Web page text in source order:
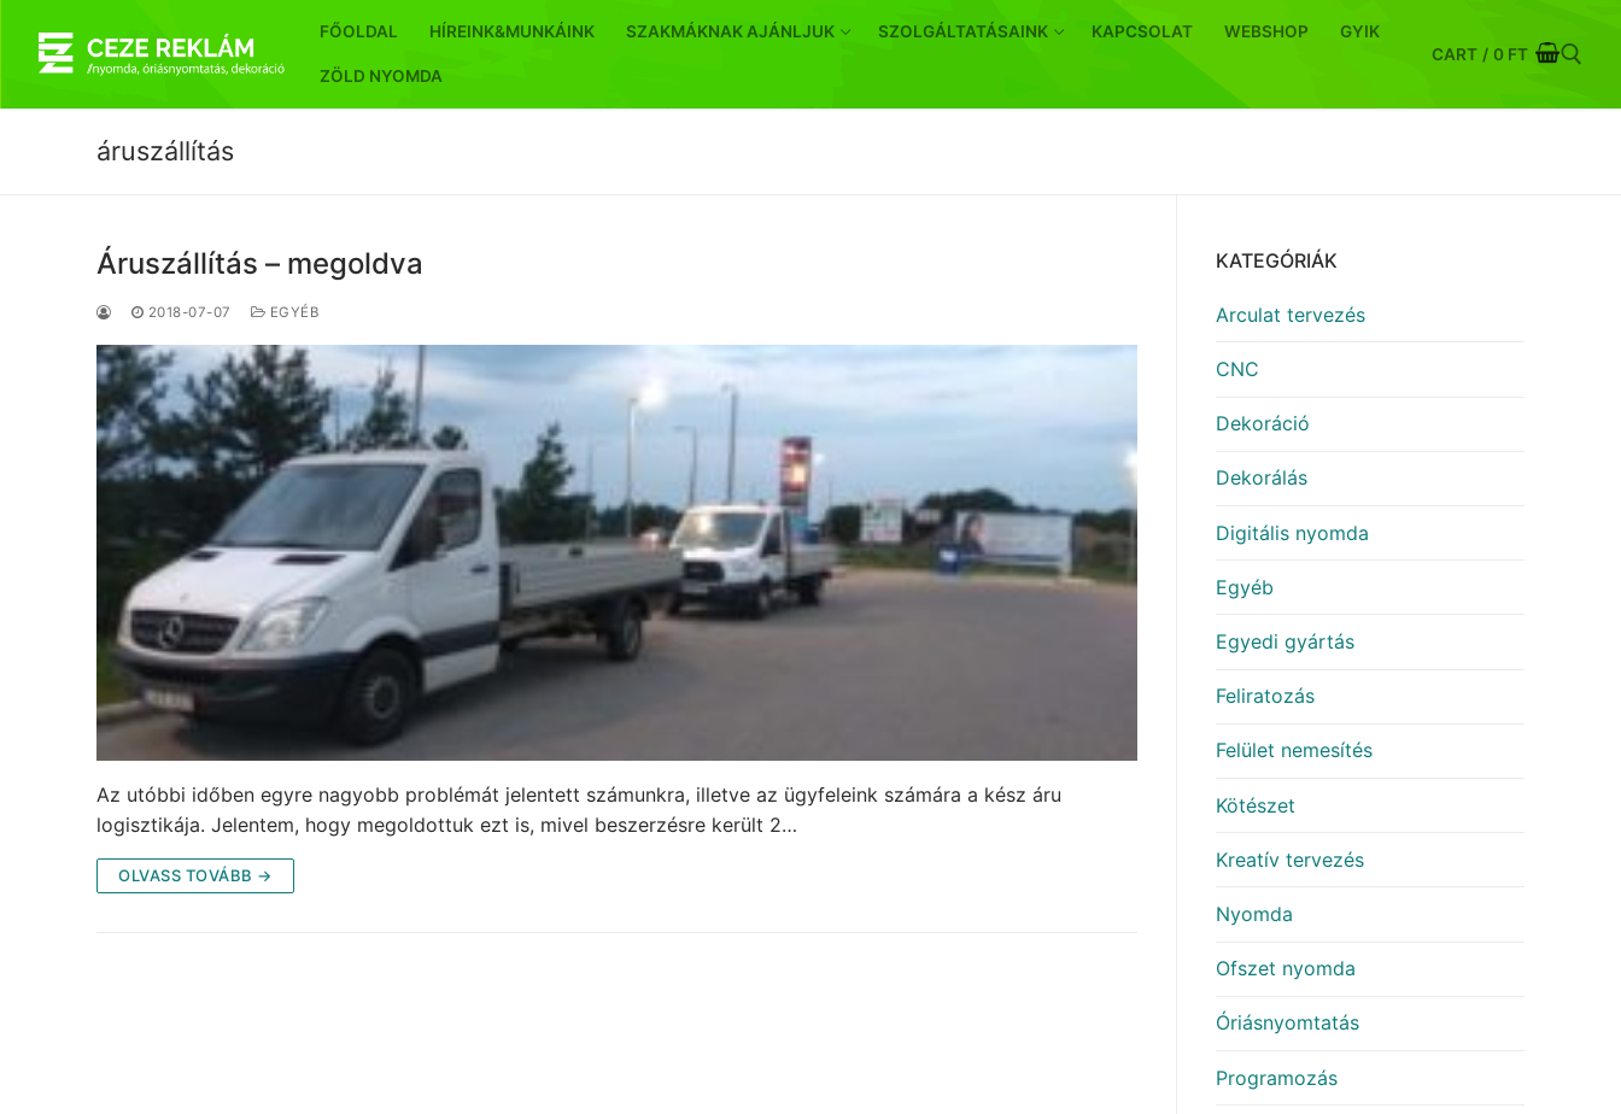
tartalomra
FŐOLDAL HÍREINK&MUNKÁINK SZAKMÁKNAK AJÁNLJUK SZOLGÁLTATÁSAINK KAPCSOLAT WEBSHOP GYIK
ZÖLD NYOMDA
CART / 0 FT
áruszállítás
Áruszállítás – megoldva
2018-07-07 EGYÉB
Az utóbbi időben egyre nagyobb problémát jelentett számunkra, illetve az ügyfeleink számára a kész áru
logisztikája. Jelentem, hogy megoldottuk ezt is, mivel beszerzésre került 2…
OLVASS TOVÁBB →
KATEGÓRIÁK
Arculat tervezés
CNC
Dekoráció
Dekorálás
Digitális nyomda
Egyéb
Egyedi gyártás
Feliratozás
Felület nemesítés
Kötészet
Kreatív tervezés
Nyomda
Ofszet nyomda
Óriásnyomtatás
Programozás